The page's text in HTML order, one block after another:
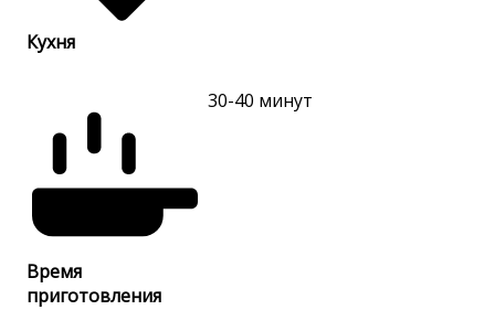
Кухня
Время
приготовления
30-40 минут